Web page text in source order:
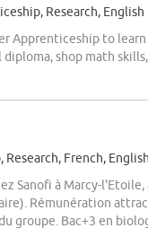
Research, English
Apprenticeship to
shop math
French, English
Sanofi à Marcy-
Rémunération
groupe. Bac+3 en